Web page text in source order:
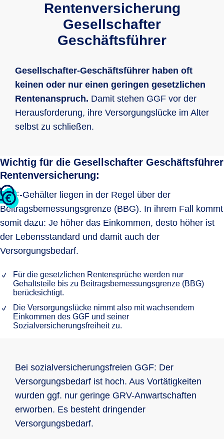
Rentenversicherung
Gesellschafter
Geschäftsführer
Gesellschafter-Geschäftsführer haben oft
keinen oder nur einen geringen gesetzlichen
Rentenanspruch. Damit stehen GGF vor der
Herausforderung, ihre Versorgungslücke im Alter
selbst zu schließen.
Wichtig für die Gesellschafter Geschäftsführer
Rentenversicherung:
GGF-Gehälter liegen in der Regel über der
Beitragsbemessungsgrenze (BBG). In ihrem Fall kommt
somit dazu: Je höher das Einkommen, desto höher ist
der Lebensstandard und damit auch der
Versorgungsbedarf.
Für die gesetzlichen Rentensprüche werden nur
Gehaltsteile bis zu Beitragsbemessungsgrenze (BBG)
berücksichtigt.
Die Versorgungslücke nimmt also mit wachsendem
Einkommen des GGF und seiner
Sozialversicherungsfreiheit zu.
Bei sozialversicherungsfreien GGF: Der
Versorgungsbedarf ist hoch. Aus Vortätigkeiten
wurden ggf. nur geringe GRV-Anwartschaften
erworben. Es besteht dringender
Versorgungsbedarf.